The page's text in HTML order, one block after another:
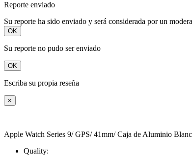
Reporte enviado
Su reporte ha sido enviado y será considerada por un
OK
Su reporte no pudo ser enviado
OK
Escriba su propia reseña
×
Apple Watch Series 9/ GPS/ 41mm/ Caja de Aluminio
Quality: